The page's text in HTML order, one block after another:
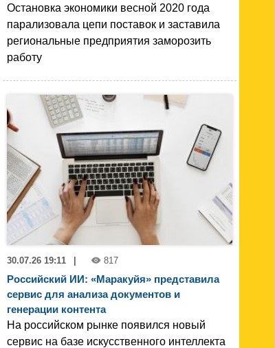
Остановка экономики весной 2020 года
парализовала цепи поставок и заставила
региональные предприятия заморозить
работу
30.07.26 19:11 | 817
Российский ИИ: «Маракуйя» представила
сервис для анализа документов и
генерации контента
На российском рынке появился новый
сервис на базе искусственного интеллекта